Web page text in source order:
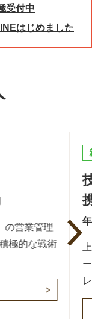
受付中
はじめました
工場連
導体パッケ
サブスト
燕
メ
年収
刃
生
案